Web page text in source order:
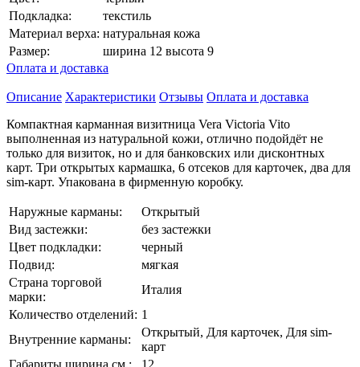
Подкладка:
текстиль
Материал верха: натуральная кожа
Размер:
ширина 12 высота 9
Оплата и доставка
Описание Характеристики Отзывы Оплата и доставка
Компактная карманная визитница Vera Victoria Vito
выполненная из натуральной кожи, отлично подойдёт не
только для визиток, но и для банковских или дисконтных
карт. Три открытых кармашка, 6 отсеков для карточек, два для
sim-карт. Упакована в фирменную коробку.
Наружные карманы:
Открытый
Вид застежки:
без застежки
Цвет подкладки:
черный
Подвид:
мягкая
Страна торговой
марки:
Италия
Количество отделений: 1
Внутренние карманы:
Открытый, Для карточек, Для sim-
карт
Габариты ширина см.:
12